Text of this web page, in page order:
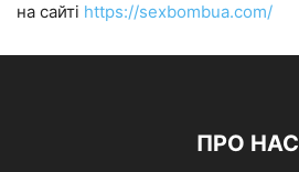
на сайті https://sexbombua.com/
ПРО НАС